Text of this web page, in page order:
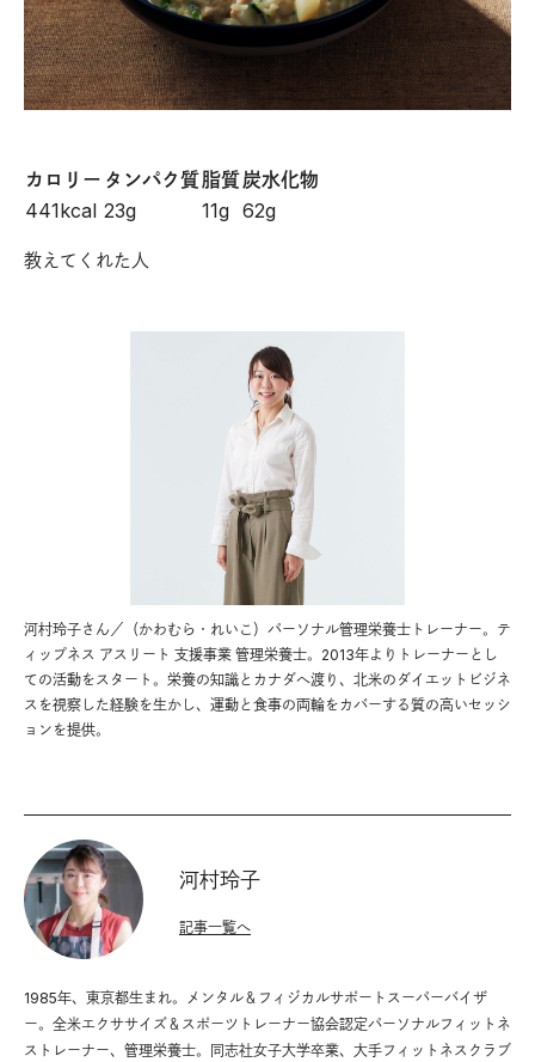
カロリー タンパク質脂質炭水化物
441kcal 23g 11g 62g
教えてくれた人
河村玲子さん／（かわむら・れいこ）パーソナル管理栄養士トレーナー。テ
ィップネス アスリート 支援事業 管理栄養士。2013年よりトレーナーとし
ての活動をスタート。栄養の知識とカナダへ渡り、北米のダイエットビジネ
スを視察した経験を生かし、運動と食事の両輪をカバーする質の高いセッシ
ョンを提供。
河村玲子
1985年、東京都生まれ。メンタル＆フィジカルサポートスーパーバイザ
ー。全米エクササイズ＆スポーツトレーナー協会認定パーソナルフィットネ
ストレーナー、管理栄養士。同志社女子大学卒業、大手フィットネスクラブ
記事一覧へ